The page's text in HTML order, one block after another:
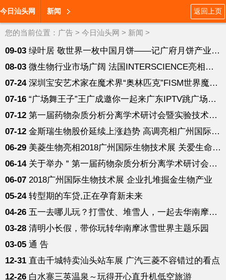
今日汕头网 新闻 返回上页
您的当前位置： 广告 > 今日汕头网 > 新闻 >
09-03 绿叶居 敬世界一枚中国月饼——记广府月饼产业化升级发展侧记
08-03 微生物行业市场广阔 法国INTERSCIENCE亮相广州国际生物技术展
07-24 深圳宝安艺术家在魔术界“奥林匹克”FISM世界魔术大赛勇夺冠军
07-16 “广场舞王子”王广成邀你一起来广东IPTV跳广场舞啦！
07-12 第一届药物杂质分析分离学术研讨会暨实验技术培训班通知（第二轮
07-12 金斯瑞生物股价延续上涨趋势 高调亮相广州国际生物技术展
06-29 美菱生物亮相2018广州国际生物技术展 关爱生命，关注健康！
06-14 关于举办＂第一届药物杂质分析分离学术研讨会暨实验技术培训班通
06-07 2018广州国际生物技术展 企业扎堆掘金生物产业
05-24 转型期的车贷,正在孕育新未来
04-26 五一去哪儿玩？打雪仗、堆雪人，一起去华南摩尔哈尔滨冰雪大世界
03-28 清明小长假，带你玩转华南摩冰雪世界主题乐园
03-05 通 告
12-31 直击千城特卖汕头站车展 广汽三菱不容错过的看点
12-26 白水寨三英温泉～玩得开心直升机低空旅游